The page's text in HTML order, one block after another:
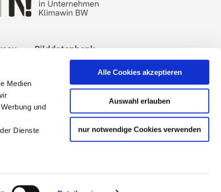
Medien
und
Dienste
Alle Cookies akzeptieren
Auswahl erlauben
nur notwendige Cookies verwenden
Bilddatenbank
der